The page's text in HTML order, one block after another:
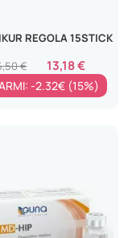
REGOLA 15STICK
13,18 €
€
-2.32€ (15%)